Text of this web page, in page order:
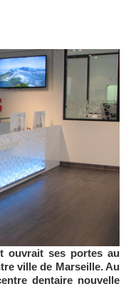
ouvrait ses portes au
ville de Marseille. Au
dentaire nouvelle